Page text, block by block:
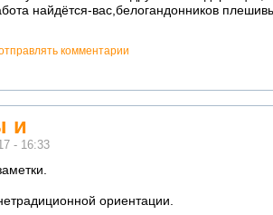
найдётся-вас,белогандонников
комментарии
и
- 16:33
ориентации.